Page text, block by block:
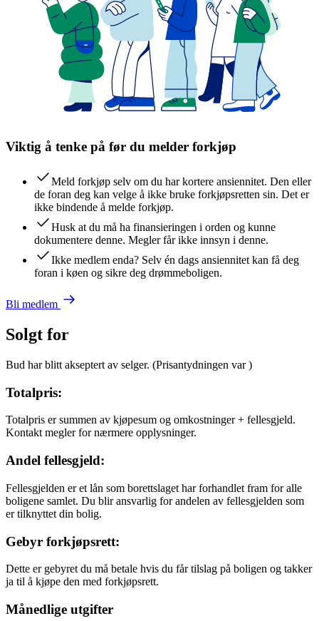
Viktig å tenke på før du melder forkjøp
Meld forkjøp selv om du har kortere ansiennitet. Den eller
de foran deg kan velge å ikke bruke forkjøpsretten sin. Det er
ikke bindende å melde forkjøp.
Husk at du må ha finansieringen i orden og kunne
dokumentere denne. Megler får ikke innsyn i denne.
Ikke medlem enda? Selv én dags ansiennitet kan få deg
foran i køen og sikre deg drømmeboligen.
Bli medlem
Solgt for
Bud har blitt akseptert av selger. (Prisantydningen var)
Totalpris:
Totalpris er summen av kjøpesum og omkostninger + fellesgjeld.
Kontakt megler for nærmere opplysninger.
Andel fellesgjeld:
Fellesgjelden er et lån som borettslaget har forhandlet fram for alle
boligene samlet. Du blir ansvarlig for andelen av fellesgjelden som
er tilknyttet din bolig.
Gebyr forkjøpsrett:
Dette er gebyret du må betale hvis du får tilslag på boligen og takker
ja til å kjøpe den med forkjøpsrett.
Månedlige utgifter